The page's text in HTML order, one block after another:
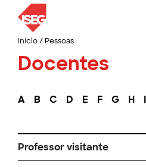
Início/ Pessoas
Docentes
A B C D E F G H I
Professor visitante